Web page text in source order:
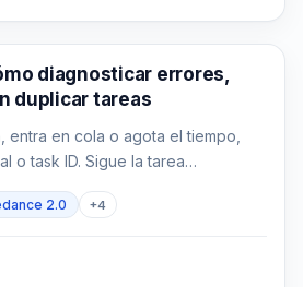
IA diagnosticar errores,
duplicar tareas
entra en cola o agota el tiempo,
o task ID. Sigue la tarea
reenviar.
2.0 +4